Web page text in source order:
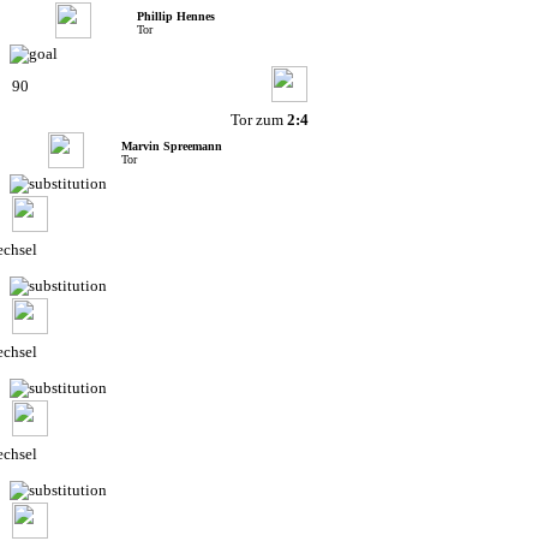
Phillip Hennes
Tor
90
Tor zum 2:4
Marvin Spreemann
Tor